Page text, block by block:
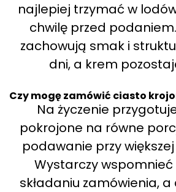
najlepiej trzymać w
chwilę przed podaniem.
zachowują smak i
dni, a krem
Czy mogę zamówić ciasto
Na życzenie
pokrojone na równe
podawanie przy
Wystarczy
składaniu zamówienia,